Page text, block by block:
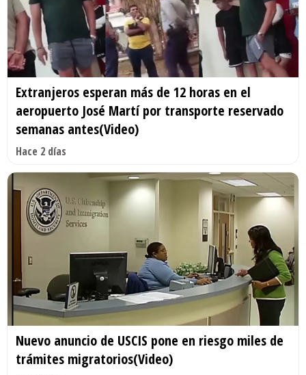
Extranjeros esperan más de 12 horas en el
aeropuerto José Martí por transporte reservado
semanas antes(Video)
Hace 2 días
Nuevo anuncio de USCIS pone en riesgo miles de
trámites migratorios(Video)